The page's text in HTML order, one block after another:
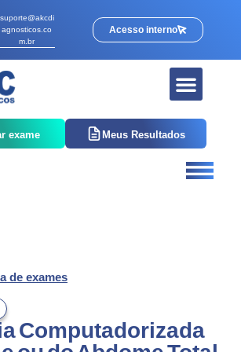
suporte@akcdi
agnosticos.co
m.br
Acesso interno
exame Meus Resultados
de exames
Computadorizada